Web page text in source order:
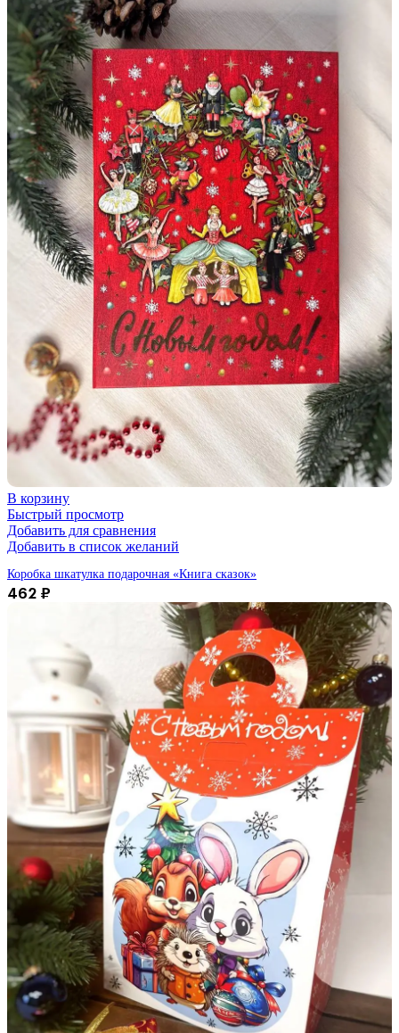
В корзину
Быстрый просмотр
Добавить для сравнения
Добавить в список желаний
Коробка шкатулка подарочная «Книга сказок»
462 ₽